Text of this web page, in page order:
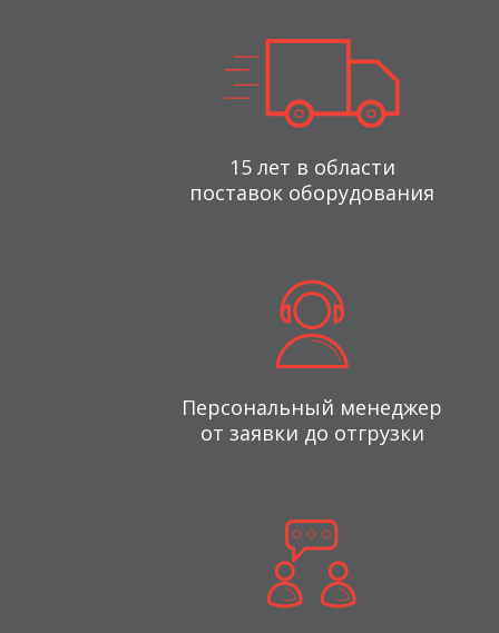
15 лет в области
поставок оборудования
Персональный менеджер
от заявки до отгрузки